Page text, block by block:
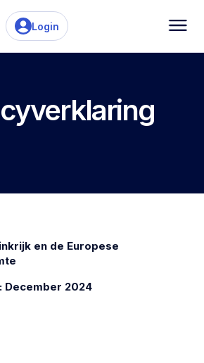
Login
en de Europese
December 2024